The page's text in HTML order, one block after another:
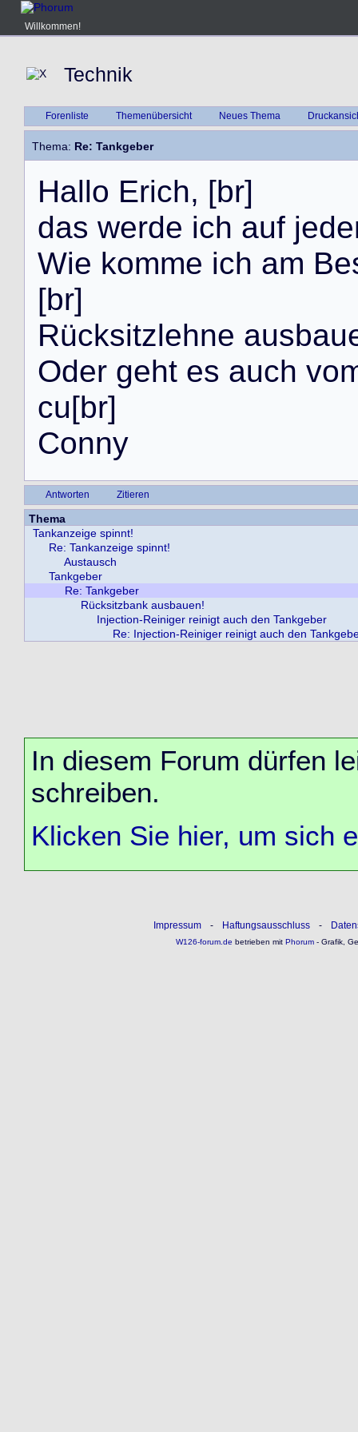
Willkommen!
Technik
Forenliste Themenübersicht Neues Thema
Thema: Re: Tankgeber
Hallo Erich, [br]
das werde ich auf jede
Wie komme ich am Be
[br]
Rücksitzlehne ausbau
Oder geht es auch vo
cu[br]
Conny
Antworten Zitieren
Thema
Tankanzeige spinnt!
Re: Tankanzeige spinnt!
Austausch
Tankgeber
Re: Tankgeber
Rücksitzbank ausbauen!
Injection-Reiniger reinigt auch den Tankgeber
Re: Injection-Reiniger reinigt auch den
In diesem Forum dürfen
schreiben.
Klicken Sie hier, um sich
Impressum - Haftungsausschluss -
W126-forum.de betrieben mitPhorum- Grafik,